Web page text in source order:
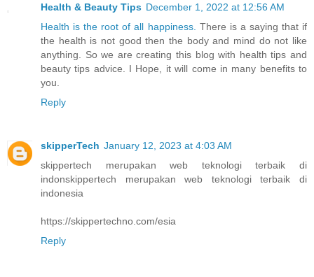
Health & Beauty Tips December 1, 2022 at 12:56 AM
Health is the root of all happiness. There is a saying that if
the health is not good then the body and mind do not like
anything. So we are creating this blog with health tips and
beauty tips advice. I Hope, it will come in many benefits to
you.
Reply
skipperTech January 12, 2023 at 4:03 AM
skippertech merupakan web teknologi terbaik di
indonskippertech merupakan web teknologi terbaik di
indonesia
https://skippertechno.com/esia
Reply